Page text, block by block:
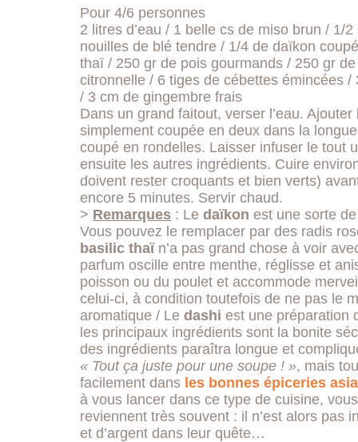
Pour 4/6 personnes
2 litres d’eau / 1 belle cs de miso brun / 1/
nouilles de blé tendre / 1/4 de daïkon
thaï / 250 gr de pois gourmands / 250 gr
citronnelle / 6 tiges de cébettes émincées
/ 3 cm de gingembre frais
Dans un grand faitout, verser l’eau.
simplement coupée en deux dans la
coupé en rondelles. Laisser infuser le tout
ensuite les autres ingrédients. Cuire
doivent rester croquants et bien verts)
encore 5 minutes. Servir chaud.
> Remarques : Le daïkon est une sorte
Vous pouvez le remplacer par des radis
basilic thaï n’a pas grand chose à voir
parfum oscille entre menthe, réglisse et
poisson ou du poulet et accommode
celui-ci, à condition toutefois de ne pas le
aromatique / Le dashi est une préparation
les principaux ingrédients sont la bonite
des ingrédients paraîtra longue et
« Tout ça juste pour une soupe ! », mais
facilement dans les bonnes épiceries
à vous lancer dans ce type de cuisine,
reviennent très souvent : il n’est alors pas
et d’argent dans leur quête…